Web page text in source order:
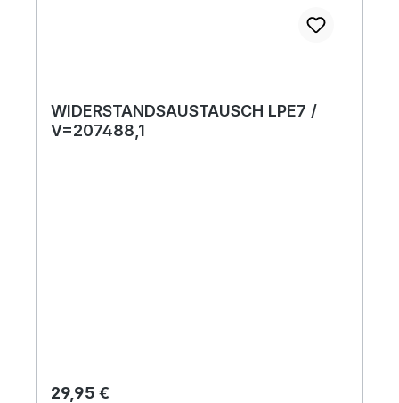
WIDERSTANDSAUSTAUSCH LPE7 /
V=207488,1
Regulärer Preis:
29,95 €